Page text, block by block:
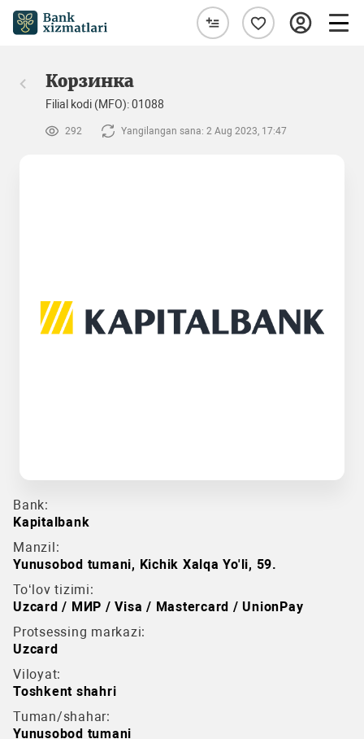
Корзинка
Filial kodi (MFO): 01088
292 Yangilangan sana: 2 Aug 2023, 17:47
Bank:
Kapitalbank
Manzil:
Yunusobod tumani, Kichik Xalqa Yo'li, 59.
To‘lov tizimi:
Uzcard / МИР / Visa / Mastercard / UnionPay
Protsessing markazi:
Uzcard
Viloyat:
Toshkent shahri
Tuman/shahar:
Yunusobod tumani